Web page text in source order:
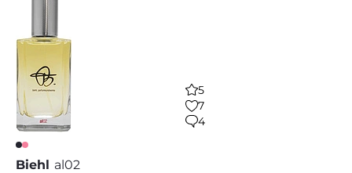
5
7
4
Biehl al02